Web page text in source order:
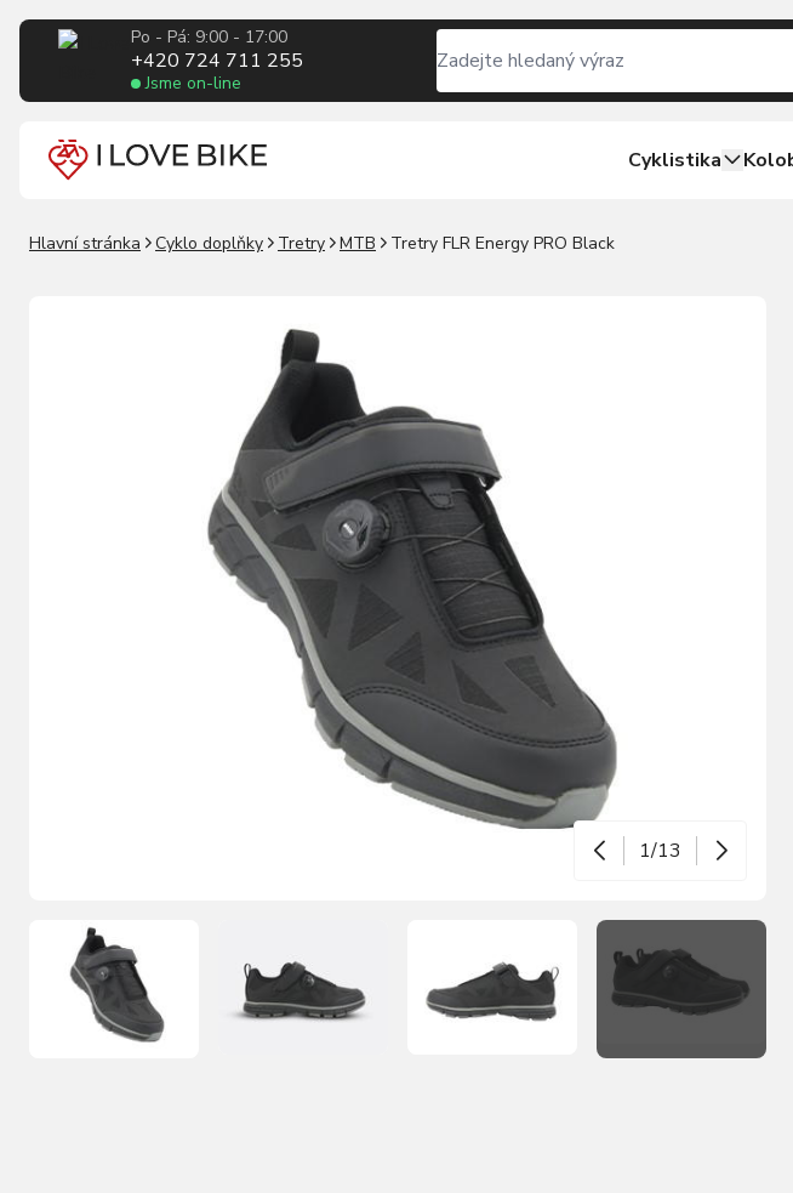
Po - Pá: 9:00 - 17:00
+420 724 711 255
Jsme on-line
Cyklistika
Hlavní stránka Cyklo doplňky Tretry MTB Tretry FLR Energy PRO Black
1/13